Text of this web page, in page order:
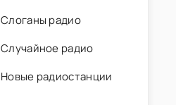
Слоганы радио
Случайное радио
Новые радиостанции